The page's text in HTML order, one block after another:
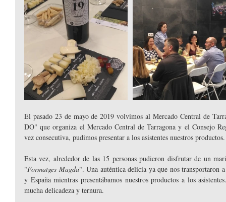
El pasado 23 de mayo de 2019 volvimos al Mercado Central de
DO" que organiza el Mercado Central de Tarragona y el Consejo
vez consecutiva, pudimos presentar a los asistentes nuestros productos.
Esta vez, alrededor de las 15 personas pudieron disfrutar de un
"Formatges Magda". Una auténtica delicia ya que nos transportaron
y España mientras presentábamos nuestros productos a los
mucha delicadeza y ternura.